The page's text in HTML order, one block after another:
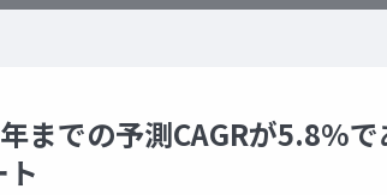
までの予測CAGRが5.8%